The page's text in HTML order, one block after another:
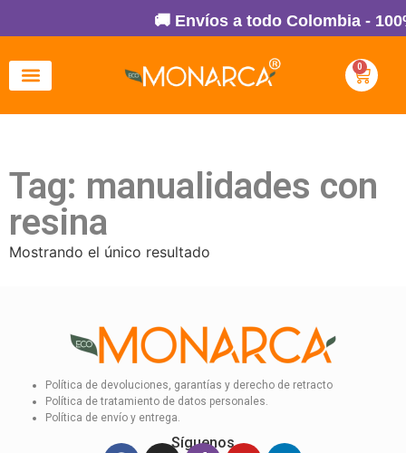
🚚 Envíos a todo Colombia -
0
Tag: manualidades con
resina
Mostrando el único resultado
Política de devoluciones, garantías y derecho de retracto
Política de tratamiento de datos personales.
Política de envío y entrega.
Síguenos